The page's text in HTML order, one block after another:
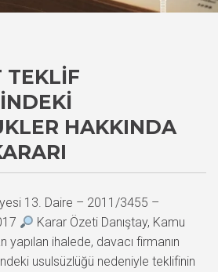
TEKLIF
HAKKINDA
13. Daire – 2011/3455 –
Karar Özeti Danıştay, Kamu
yapılan ihalede, davacı firmanın
usulsüzlüğü nedeniyle teklifinin